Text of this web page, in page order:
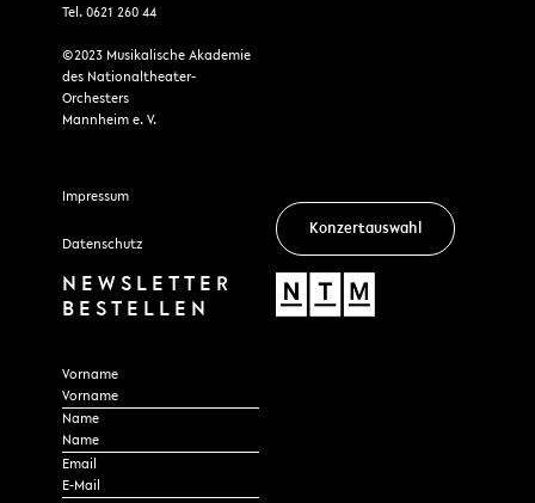
Tel. 0621 260 44
©2023 Musikalische Akademie
des Nationaltheater-
Orchesters
Mannheim e. V.
Impressum
Datenschutz
Konzertauswahl
NEWSLETTER
BESTELLEN
Section
Vorname
Name
Email